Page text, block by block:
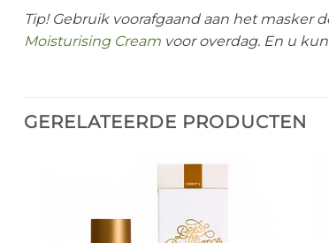
Tip! Gebruik voorafgaand aan het masker
Moisturising Cream voor overdag. En u
GERELATEERDE PRODUCTEN